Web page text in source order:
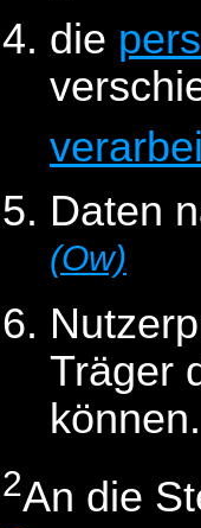
die
Daten
(Ow)
Träger
können.
2An die